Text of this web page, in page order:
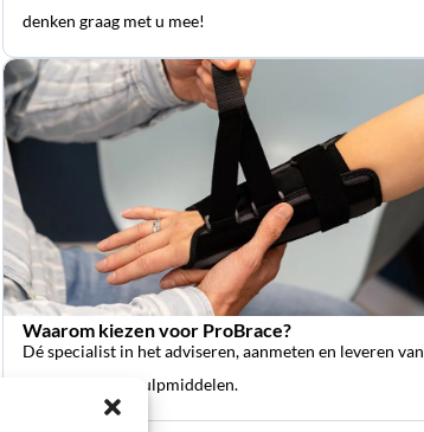
denken graag met u mee!
Waarom kiezen voor ProBrace?
Dé specialist in het adviseren, aanmeten en leveren van
orthopedische hulpmiddelen.